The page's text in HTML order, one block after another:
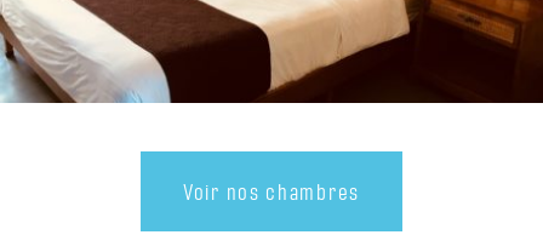
Voir nos chambres